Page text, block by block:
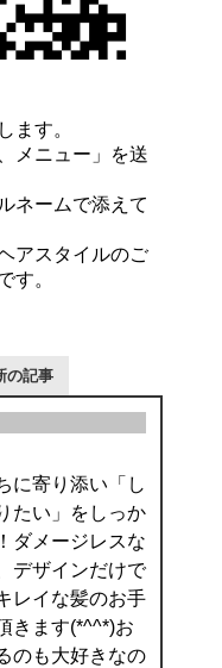
ます。
メニュー」を送
ネームで添えて
アスタイルのご
す。
の記事
に寄り添い「し
たい」をしっか
ダメージレスな
デザインだけで
レイな髪のお手
きます(*^^*)お
のも大好きなの